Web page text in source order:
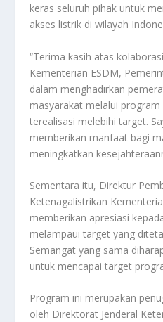
keras seluruh pihak untuk
akses listrik di wilayah
“Terima kasih atas
Kementerian ESDM,
dalam menghadirkan
masyarakat melalui
terealisasi melebihi target.
memberikan manfaat bagi
meningkatkan
Sementara itu, Direktur
Ketenagalistrikan
memberikan apresiasi
melampaui target yang
Semangat yang sama
untuk mencapai target
Program ini merupakan
oleh Direktorat Jenderal